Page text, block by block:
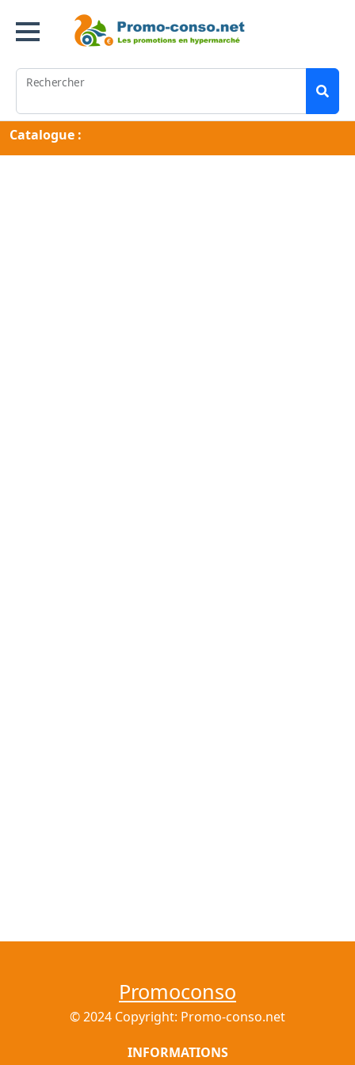
Rechercher
Catalogue :
Promoconso
© 2024 Copyright: Promo-conso.net
INFORMATIONS